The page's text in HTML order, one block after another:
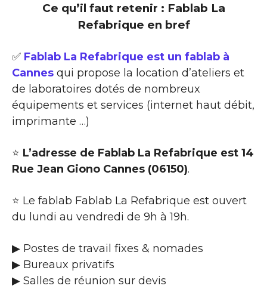
Ce qu’il faut retenir : Fablab La
Refabrique en bref
✅ Fablab La Refabrique est un fablab à
Cannes qui propose la location d’ateliers et
de laboratoires dotés de nombreux
équipements et services (internet haut débit,
imprimante …)
⭐ L’adresse de Fablab La Refabrique est 14
Rue Jean Giono Cannes (06150).
⭐ Le fablab Fablab La Refabrique est ouvert
du lundi au vendredi de 9h à 19h.
▶ Postes de travail fixes & nomades
▶ Bureaux privatifs
▶ Salles de réunion sur devis